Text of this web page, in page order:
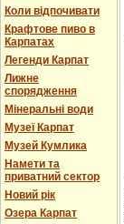
Коли відпочивати
Крафтове пиво в
Карпатах
Легенди Карпат
Лижне
спорядження
Мінеральні води
Музеї Карпат
Музей Кумлика
Намети та
приватний сектор
Новий рік
Озера Карпат